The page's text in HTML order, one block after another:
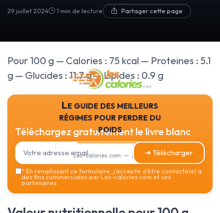
29 juillet 2024 1 min de lecture Partager cette page
Pour 100 g — Calories : 75 kcal — Proteines : 5.1
g — Glucides : 11.7 g — Lipides : 0.9 g
Le guide des meilleurs
régimes pour perdre du
poids
Les-calories.com — 2026
Téléchargez gratuitement le livre blanc
➔ Télécharger
*En remplissant ce formulaire, j’accepte d’être contacté(e) à
des fins commerciales par Les-calories.com et ses
partenaires.